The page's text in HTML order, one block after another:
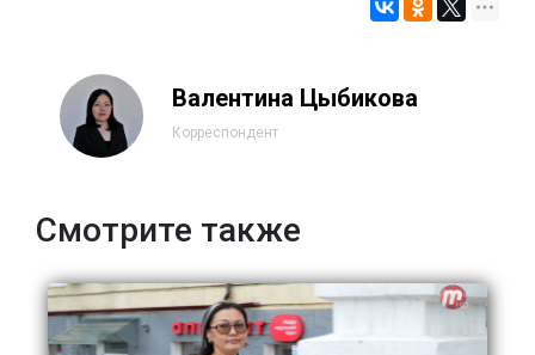
Валентина Цыбикова
Корреспондент
Смотрите также